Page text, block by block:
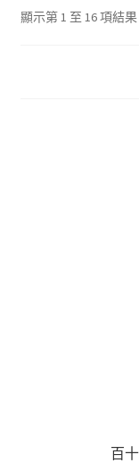
烈酒/利口酒/調酒
顯示第 1 至 16 項結
百